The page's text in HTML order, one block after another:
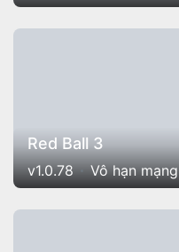
Red Ball 3
v1.0.78 Vô hạn mạng